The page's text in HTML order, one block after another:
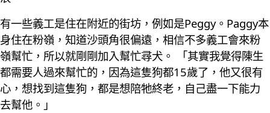
有一些義工是住在附近的街坊，例如是Peggy。Paggy本
身住在粉嶺，知道沙頭角很偏遠，相信不多義工會來粉
嶺幫忙，所以就剛剛加入幫忙尋犬。 「其實我覺得陳生
都需要人過來幫忙的，因為這隻狗都15歲了，他又很有
心，想找到這隻狗，都是想陪牠終老，自己盡一下能力
去幫他。」